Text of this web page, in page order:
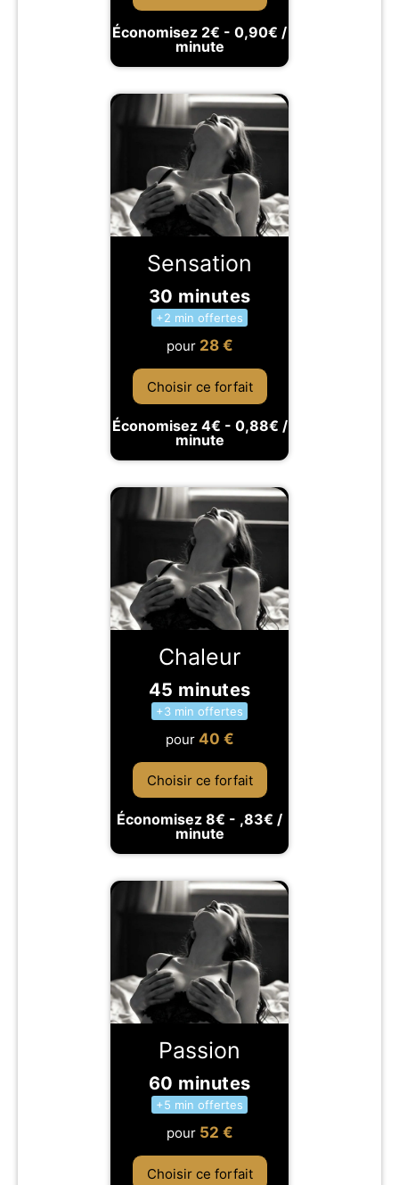
Économisez 2€ - 0,90€ /
minute
Sensation
30 minutes
+2 min offertes
pour 28 €
Choisir ce forfait
Économisez 4€ - 0,88€ /
minute
Chaleur
45 minutes
+3 min offertes
pour 40 €
Choisir ce forfait
Économisez 8€ - ,83€ /
minute
Passion
60 minutes
+5 min offertes
pour 52 €
Choisir ce forfait